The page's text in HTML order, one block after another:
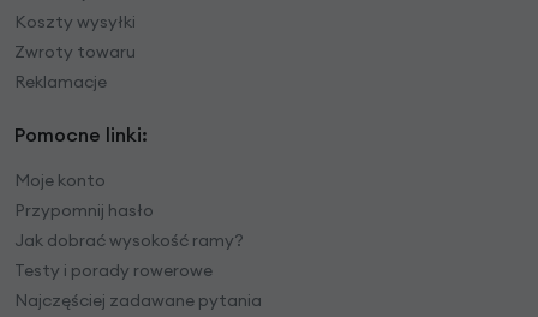
Koszty wysyłki
Zwroty towaru
Reklamacje
Pomocne linki:
Moje konto
Przypomnij hasło
Jak dobrać wysokość ramy?
Testy i porady rowerowe
Najczęściej zadawane pytania